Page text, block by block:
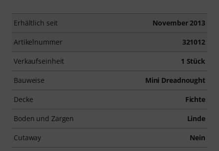
Erhältlich seit November 2013
Artikelnummer 321012
Verkaufseinheit 1 Stück
Bauweise Mini Dreadnought
Decke Fichte
Boden und Zargen Linde
Cutaway Nein